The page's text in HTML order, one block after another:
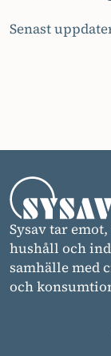
Senast
Sysav tar
hushåll och
samhälle med
och